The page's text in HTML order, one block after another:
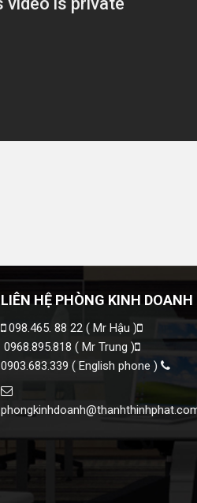
LIÊN HỆ PHÒNG KINH DOANH
098.465. 88 22 ( Mr Hậu )
0968.895.818 ( Mr Trung )
0903.683.339 ( English phone )